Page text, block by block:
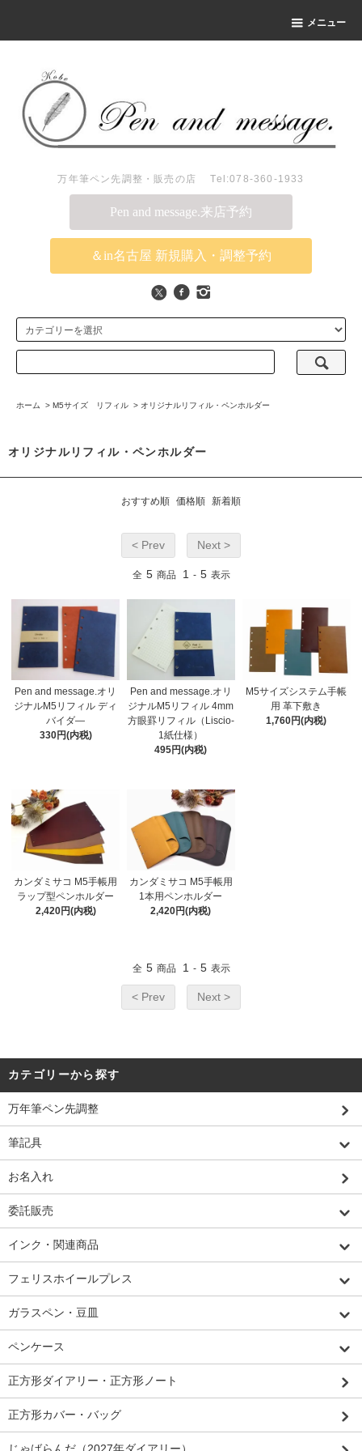
メニュー
万年筆ペン先調整・販売の店 Tel:078-360-1933
Pen and message.来店予約
＆in名古屋 新規購入・調整予約
ホーム > M5サイズ リフィル > オリジナルリフィル・ペンホルダー
オリジナルリフィル・ペンホルダー
おすすめ順 価格順 新着順
< Prev Next >
全 5 商品 1 - 5 表示
Pen and message.オリ
ジナルM5リフィル ディ
バイダ―
330円(内税)
Pen and message.オリ
ジナルM5リフィル 4mm
方眼罫リフィル（Liscio-
1紙仕様）
495円(内税)
M5サイズシステム手帳
用 革下敷き
1,760円(内税)
カンダミサコ M5手帳用
ラップ型ペンホルダー
2,420円(内税)
カンダミサコ M5手帳用
1本用ペンホルダー
2,420円(内税)
全 5 商品 1 - 5 表示
< Prev Next >
カテゴリーから探す
万年筆ペン先調整
筆記具
お名入れ
委託販売
インク・関連商品
フェリスホイールプレス
ガラスペン・豆皿
ペンケース
正方形ダイアリー・正方形ノート
正方形カバー・バッグ